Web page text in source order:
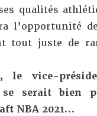
qualités
l’opportunité
tout juste de r
vice-
serait bien
NBA 2021…